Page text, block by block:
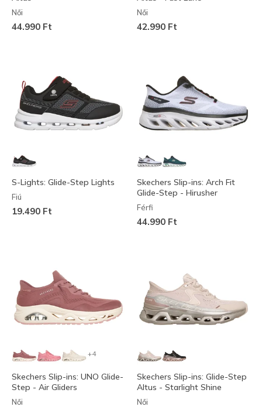
Női
44.990 Ft
Női
42.990 Ft
S-Lights: Glide-Step Lights
Fiú
19.490 Ft
Skechers Slip-ins: Arch Fit
Glide-Step - Hirusher
Férfi
44.990 Ft
+4
Skechers Slip-ins: UNO Glide-
Step - Air Gliders
Női
Skechers Slip-ins: Glide-Step
Altus - Starlight Shine
Női